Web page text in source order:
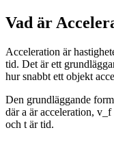
Vad är
Acceleration är
tid. Det är ett
hur snabbt ett objekt
Den grundläggande
där a är acceleration,
och t är tid.